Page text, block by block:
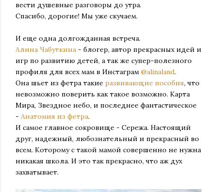
вести душевные разговоры до утра.
Спасибо, дорогие! Мы уже скучаем.
И еще одна долгожданная встреча.
Алина Чабуткина - блогер, автор прекрасных идей и
игр по развитию детей, а так же супер-полезного
профиля для всех мам в Инстаграм @alinaland.
Она шьет из фетра такие развивающие пособия, что
невозможно поверить как такое возможно. Карта
Мира, Звездное небо, и последнее фантастическое
- Анатомия из фетра.
И самое главное сокровище - Сережа. Настоящий
друг, надежный, любознательный и прекрасный во
всем. Которому с такой мамой совершенно не нужна
никакая школа. И это так прекрасно, что аж дух
захватывает.